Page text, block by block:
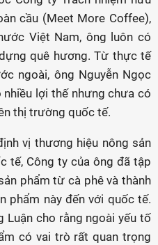
cầu (Meet More Coffee),
Việt Nam, ông luôn có
quê hương. Từ thực tế
ngoài, ông Nguyễn Ngọc
nhiều lợi thế nhưng chưa có
thị trường quốc tế.
vị thương hiệu nông sản
tế, Công ty của ông đã tập
phẩm từ cà phê và thành
phẩm này đến với quốc tế.
Luận cho rằng ngoài yếu tố
có vai trò rất quan trọng